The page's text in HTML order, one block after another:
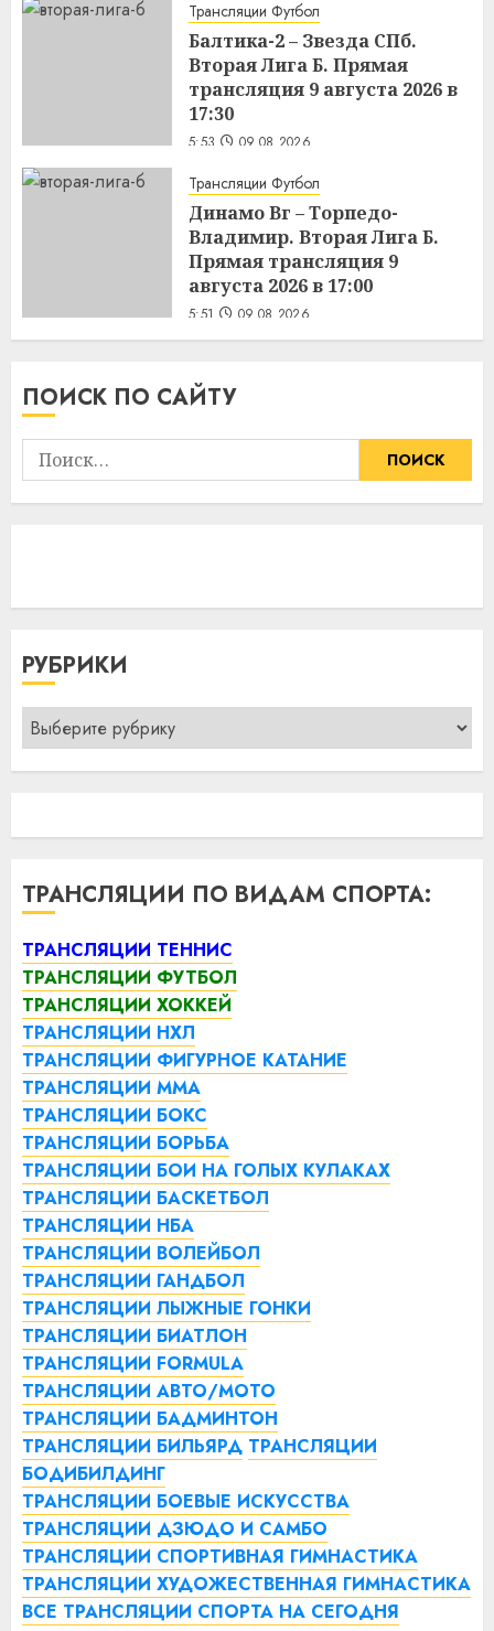
Трансляции Футбол
Балтика-2 – Звезда СПб.
Вторая Лига Б. Прямая
трансляция 9 августа 2026 в
17:30
5:53 09.08.2026
Трансляции Футбол
Динамо Вг – Торпедо-
Владимир. Вторая Лига Б.
Прямая трансляция 9
августа 2026 в 17:00
5:51 09.08.2026
ПОИСК ПО САЙТУ
Найти:
РУБРИКИ
Рубрики
ТРАНСЛЯЦИИ ПО ВИДАМ СПОРТА:
ТРАНСЛЯЦИИ ТЕННИС
ТРАНСЛЯЦИИ ФУТБОЛ
ТРАНСЛЯЦИИ ХОККЕЙ
ТРАНСЛЯЦИИ НХЛ
ТРАНСЛЯЦИИ ФИГУРНОЕ КАТАНИЕ
ТРАНСЛЯЦИИ ММА
ТРАНСЛЯЦИИ БОКС
ТРАНСЛЯЦИИ БОРЬБА
ТРАНСЛЯЦИИ БОИ НА ГОЛЫХ КУЛАКАХ
ТРАНСЛЯЦИИ БАСКЕТБОЛ
ТРАНСЛЯЦИИ НБА
ТРАНСЛЯЦИИ ВОЛЕЙБОЛ
ТРАНСЛЯЦИИ ГАНДБОЛ
ТРАНСЛЯЦИИ ЛЫЖНЫЕ ГОНКИ
ТРАНСЛЯЦИИ БИАТЛОН
ТРАНСЛЯЦИИ FORMULA
ТРАНСЛЯЦИИ АВТО/МОТО
ТРАНСЛЯЦИИ БАДМИНТОН
ТРАНСЛЯЦИИ БИЛЬЯРД ТРАНСЛЯЦИИ
БОДИБИЛДИНГ
ТРАНСЛЯЦИИ БОЕВЫЕ ИСКУССТВА
ТРАНСЛЯЦИИ ДЗЮДО И САМБО
ТРАНСЛЯЦИИ СПОРТИВНАЯ ГИМНАСТИКА
ТРАНСЛЯЦИИ ХУДОЖЕСТВЕННАЯ ГИМНАСТИКА
ВСЕ ТРАНСЛЯЦИИ СПОРТА НА СЕГОДНЯ